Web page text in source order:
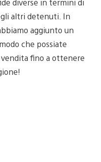
diverse in termini di
altri detenuti. In
aggiunto un
che possiate
fino a ottenere